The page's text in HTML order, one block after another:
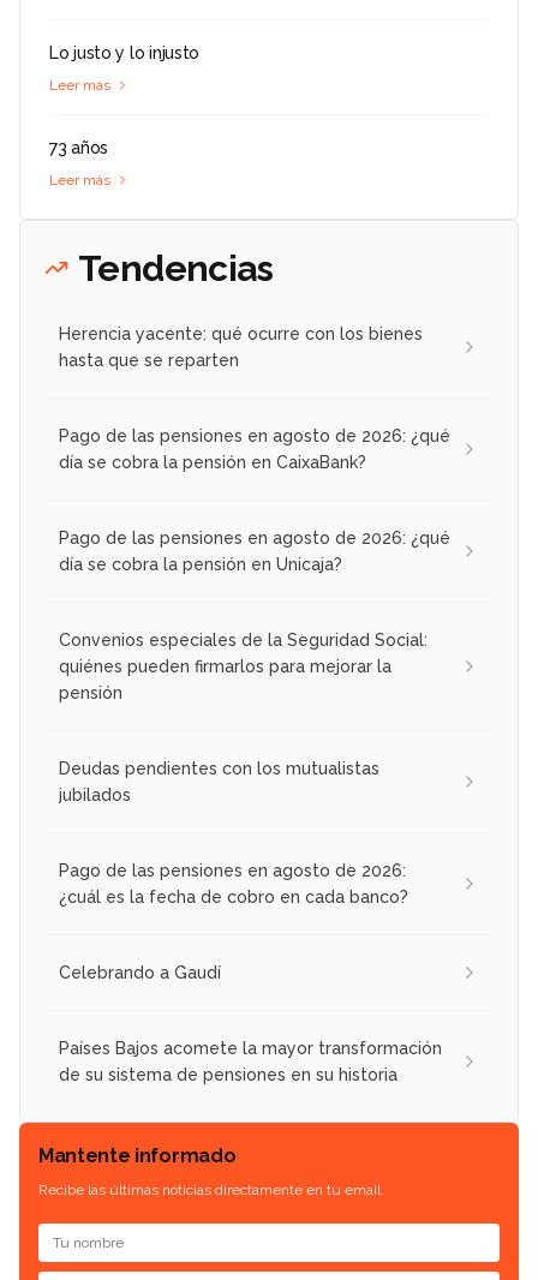
Lo justo y lo injusto
Leer más
73 años
Leer más
Tendencias
Herencia yacente: qué ocurre con los bienes
hasta que se reparten
Pago de las pensiones en agosto de 2026: ¿qué
día se cobra la pensión en CaixaBank?
Pago de las pensiones en agosto de 2026: ¿qué
día se cobra la pensión en Unicaja?
Convenios especiales de la Seguridad Social:
quiénes pueden firmarlos para mejorar la
pensión
Deudas pendientes con los mutualistas
jubilados
Pago de las pensiones en agosto de 2026:
¿cuál es la fecha de cobro en cada banco?
Celebrando a Gaudí
Países Bajos acomete la mayor transformación
de su sistema de pensiones en su historia
Mantente informado
Recibe las últimas noticias directamente en tu email.